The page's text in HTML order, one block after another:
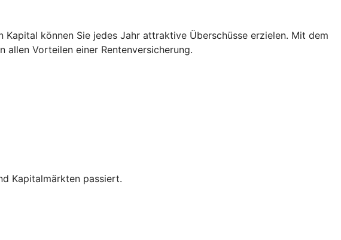
können Sie jedes Jahr attraktive Überschüsse erzielen. Mit dem
Vorteilen einer Rentenversicherung.
Kapitalmärkten passiert.